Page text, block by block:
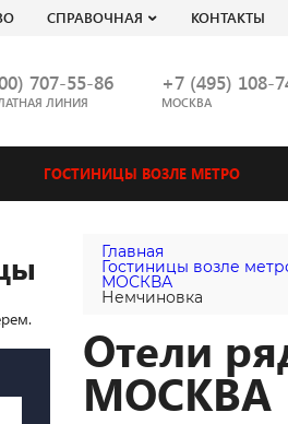
СПРАВОЧНАЯ КОНТАКТЫ
707-55-86
ЛИНИЯ
+7 (495) 108-
МОСКВА
ГОСТИНИЦЫ ВОЗЛЕ МЕТРО
Главная
Гостиницы возле
МОСКВА
Немчиновка
Отели
МОСКВА